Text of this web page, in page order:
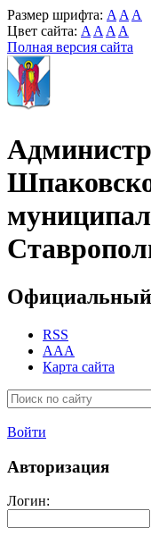
Размер шрифта: A A A
Цвет сайта: A A A A
Полная версия сайта
Официальный
RSS
AAA
Карта сайта
Войти
Авторизация
Логин: